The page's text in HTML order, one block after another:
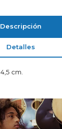
Descripción
Detalles
cm.